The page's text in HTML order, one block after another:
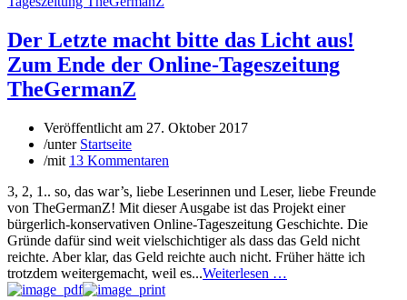
Der Letzte macht bitte das Licht aus!
Zum Ende der Online-Tageszeitung
TheGermanZ
Veröffentlicht am 27. Oktober 2017
/unter Startseite
/mit 13 Kommentaren
3, 2, 1.. so, das war’s, liebe Leserinnen und Leser, liebe Freunde
von TheGermanZ! Mit dieser Ausgabe ist das Projekt einer
bürgerlich-konservativen Online-Tageszeitung Geschichte. Die
Gründe dafür sind weit vielschichtiger als dass das Geld nicht
reichte. Aber klar, das Geld reichte auch nicht. Früher hätte ich
trotzdem weitergemacht, weil es...Weiterlesen …